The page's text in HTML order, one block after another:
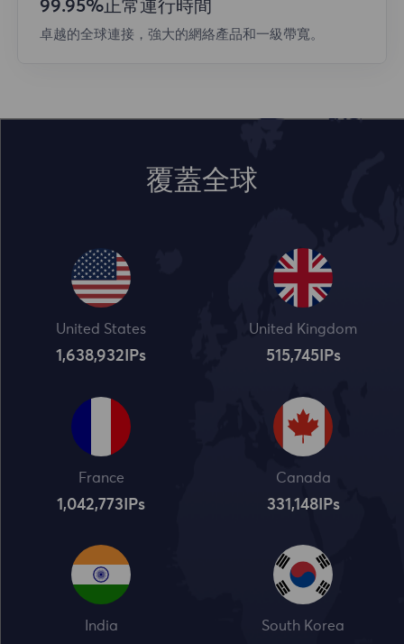
99.95%正常運行時間
卓越的全球連接，強大的網絡產品和一級帶寬。
覆蓋全球
United States
1,638,932 IPs
United Kingdom
515,745IPs
France
1,042,773 IPs
Canada
331,148IPs
India South Korea